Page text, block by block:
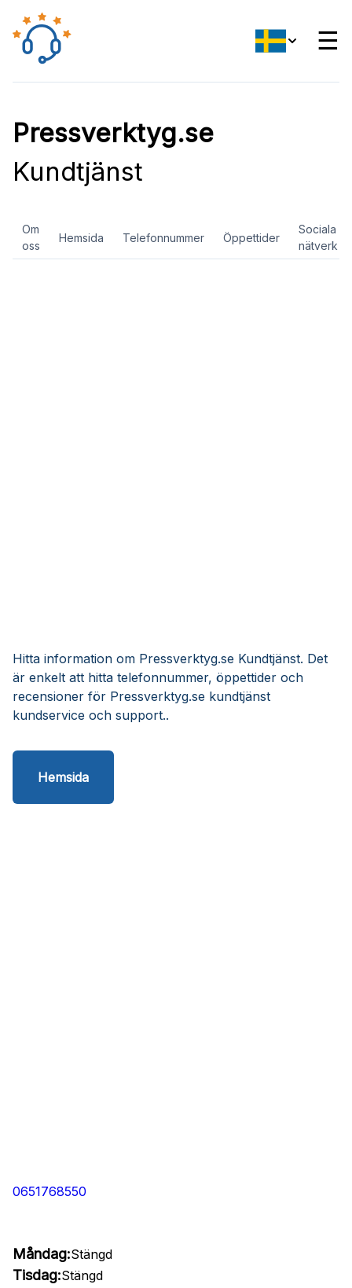
☰
Pressverktyg.se
Kundtjänst
Om
oss
Hemsida Telefonnummer Öppettider
Sociala
nätverk
Hitta information om Pressverktyg.se Kundtjänst. Det
är enkelt att hitta telefonnummer, öppettider och
recensioner för Pressverktyg.se kundtjänst
kundservice och support..
Hemsida
0651768550
Måndag:Stängd
Tisdag:Stängd